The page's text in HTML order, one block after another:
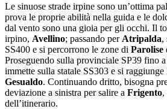
Le sinuose strade irpine sono un’ottima
prova le proprie abilità nella guida e le
dal vento sono una gioia per gli occhi. Il
irpino, Avellino; passando per Atripalda,
SS400 e si percorrono le zone di Parolise
Proseguendo sulla provinciale SP39 fino a
immette sulla statale SS303 e si
Gesualdo. Continuando dritto, bisogna
deviazione a sinistra per salire a Frigento,
dell’itinerario.